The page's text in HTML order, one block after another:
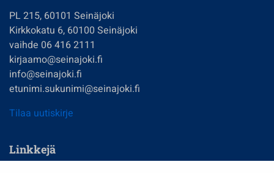
PL 215, 60101 Seinäjoki
Kirkkokatu 6, 60100 Seinäjoki
vaihde 06 416 2111
kirjaamo@seinajoki.fi
info@seinajoki.fi
etunimi.sukunimi@seinajoki.fi
Tilaa uutiskirje
Linkkejä